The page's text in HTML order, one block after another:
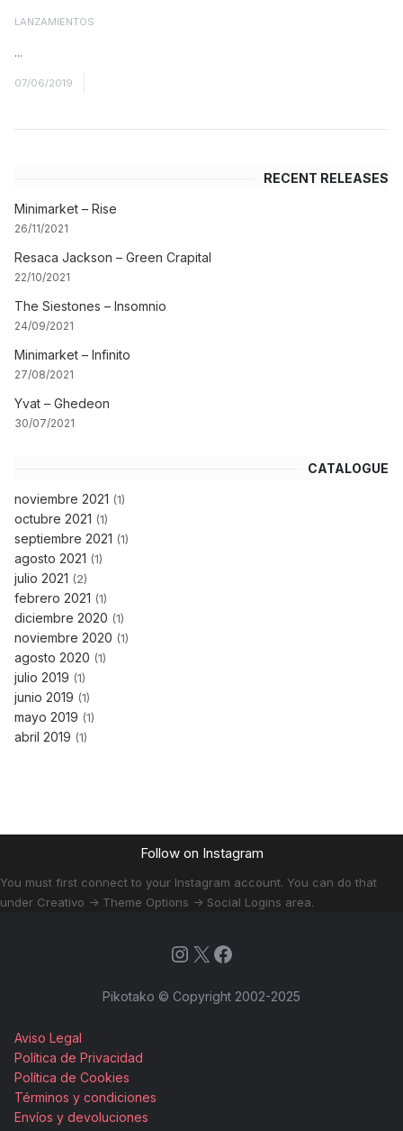
LANZAMIENTOS
...
07/06/2019
RECENT RELEASES
Minimarket – Rise
26/11/2021
Resaca Jackson – Green Crapital
22/10/2021
The Siestones – Insomnio
24/09/2021
Minimarket – Infinito
27/08/2021
Yvat – Ghedeon
30/07/2021
CATALOGUE
noviembre 2021 (1)
octubre 2021 (1)
septiembre 2021 (1)
agosto 2021 (1)
julio 2021 (2)
febrero 2021 (1)
diciembre 2020 (1)
noviembre 2020 (1)
agosto 2020 (1)
julio 2019 (1)
junio 2019 (1)
mayo 2019 (1)
abril 2019 (1)
Follow on Instagram
You must first connect to your Instagram account. You can do that
under Creativo -> Theme Options -> Social Logins area.
Instagram
X Facebook
Pikotako © Copyright 2002-2025
Aviso Legal
Política de Privacidad
Política de Cookies
Términos y condiciones
Envíos y devoluciones